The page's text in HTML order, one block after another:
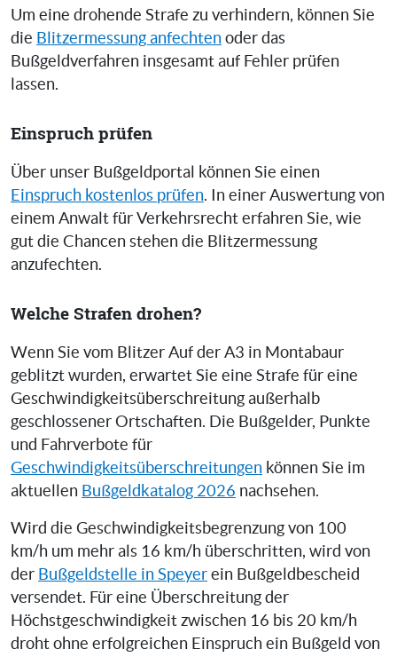
Um eine drohende Strafe zu verhindern, können Sie
die Blitzermessung anfechten oder das
Bußgeldverfahren insgesamt auf Fehler prüfen
lassen.
Einspruch prüfen
Über unser Bußgeldportal können Sie einen
Einspruch kostenlos prüfen. In einer Auswertung von
einem Anwalt für Verkehrsrecht erfahren Sie, wie
gut die Chancen stehen die Blitzermessung
anzufechten.
Welche Strafen drohen?
Wenn Sie vom Blitzer Auf der A3 in Montabaur
geblitzt wurden, erwartet Sie eine Strafe für eine
Geschwindigkeitsüberschreitung außerhalb
geschlossener Ortschaften. Die Bußgelder, Punkte
und Fahrverbote für
Geschwindigkeitsüberschreitungen können Sie im
aktuellen Bußgeldkatalog 2026 nachsehen.
Wird die Geschwindigkeitsbegrenzung von 100
km/h um mehr als 16 km/h überschritten, wird von
der Bußgeldstelle in Speyer ein Bußgeldbescheid
versendet. Für eine Überschreitung der
Höchstgeschwindigkeit zwischen 16 bis 20 km/h
droht ohne erfolgreichen Einspruch ein Bußgeld von